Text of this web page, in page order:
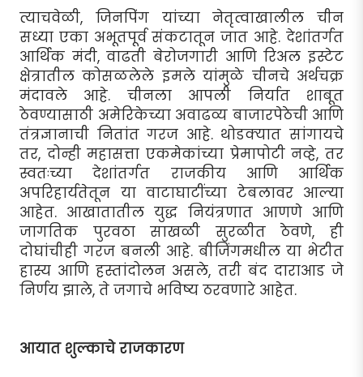
त्याचवेळी, जिनपिंग यांच्या नेतृत्वाखालील चीन
सध्या एका अभूतपूर्व संकटातून जात आहे. देशांतर्गत
आर्थिक मंदी, वाढती बेरोजगारी आणि रिअल इस्टेट
क्षेत्रातील कोसळलेले इमले यांमुळे चीनचे अर्थचक्र
मंदावले आहे. चीनला आपली निर्यात शाबूत
ठेवण्यासाठी अमेरिकेच्या अवाढव्य बाजारपेठेची आणि
तंत्रज्ञानाची नितांत गरज आहे. थोडक्यात सांगायचे
तर, दोन्ही महासत्ता एकमेकांच्या प्रेमापोटी नव्हे, तर
स्वतःच्या देशांतर्गत राजकीय आणि आर्थिक
अपरिहार्यतेतून या वाटाघाटींच्या टेबलावर आल्या
आहेत. आखातातील युद्ध नियंत्रणात आणणे आणि
जागतिक पुरवठा साखळी सुरळीत ठेवणे, ही
दोघांचीही गरज बनली आहे. बीजिंगमधील या भेटीत
हास्य आणि हस्तांदोलन असले, तरी बंद दाराआड जे
निर्णय झाले, ते जगाचे भविष्य ठरवणारे आहेत.
आयात शुल्काचे राजकारण